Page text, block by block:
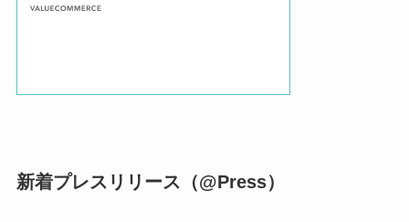
新着プレスリリース（@Press）